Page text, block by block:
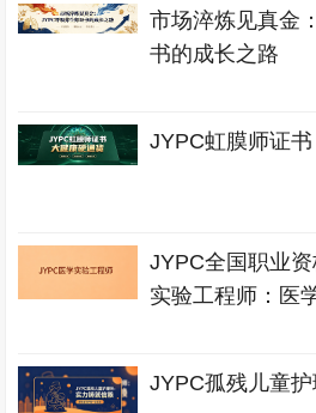
市场淬炼见真金
书的成长之路
JYPC虹膜师证
JYPC全国职业
实验工程师：医
JYPC孤残儿童